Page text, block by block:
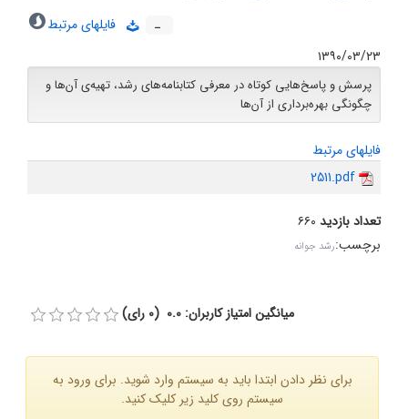
ـ
فایلهای مرتبط
۱۳۹۰/۰۳/۲۳
پرسش و پاسخ‌هایی کوتاه در معرفی کتابنامه‌های رشد، تهیه‌ی آن‌ها و
چگونگی بهره‌برداری از آن‌ها
فایلهای مرتبط
2511.pdf
تعداد بازدید ۶۶۰
برچسب:رشد جوانه
میانگین امتیاز کاربران: 0.0 (0 رای)
برای نظر دادن ابتدا باید به سیستم وارد شوید. برای ورود به
سیستم روی کلید زیر کلیک کنید.